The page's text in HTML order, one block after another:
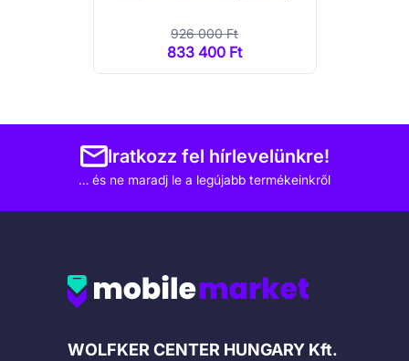
926 000 Ft
833 400 Ft
Iratkozz fel hírlevelünkre!
… és ne maradj le a legújabb termékeinkről
Cégadatok
WOLFKER CENTER HUNGARY Kft.